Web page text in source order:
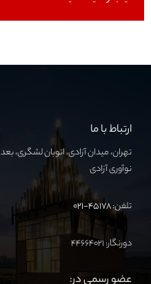
ارتباط با ما
نوآوری آزادی
تلفن:۴۵۱۷۸-۰۲۱
دورنگار: ۴۴۶۶۴۰۲۱
عضو رسمی در: